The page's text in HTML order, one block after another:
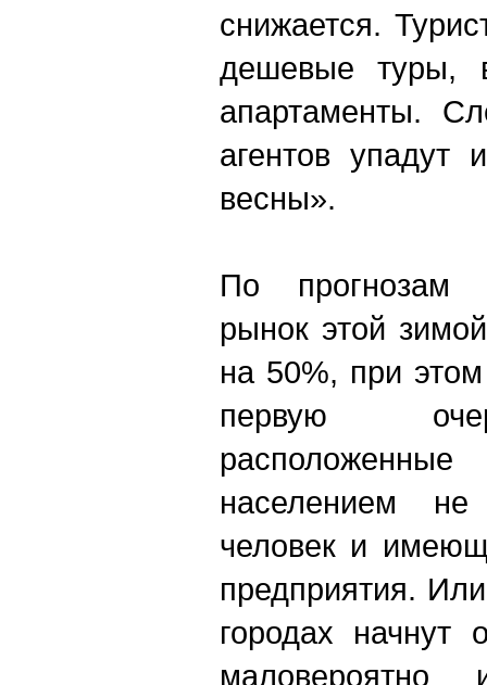
снижается.
дешевые туры,
апартаменты.
агентов
весны».
По прогнозам
рынок этой
на 50%, при
первую
населением
человек и
предприятия.
городах начнут
маловероятно